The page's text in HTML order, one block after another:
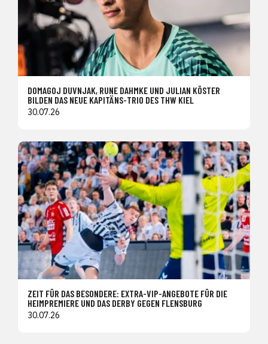
DOMAGOJ DUVNJAK, RUNE DAHMKE UND JULIAN KÖSTER
BILDEN DAS NEUE KAPITÄNS-TRIO DES THW KIEL
30.07.26
ZEIT FÜR DAS BESONDERE: EXTRA-VIP-ANGEBOTE FÜR DIE
HEIMPREMIERE UND DAS DERBY GEGEN FLENSBURG
30.07.26